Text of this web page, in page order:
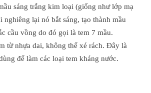
sáng trắng kim loại (giống như lớp mạ
nghiêng lại nó bắt sáng, tạo thành mầu
cầu vồng do đó gọi là tem 7 mầu.
từ nhựa dai, không thể xé rách. Đây là
để làm các loại tem kháng nước.